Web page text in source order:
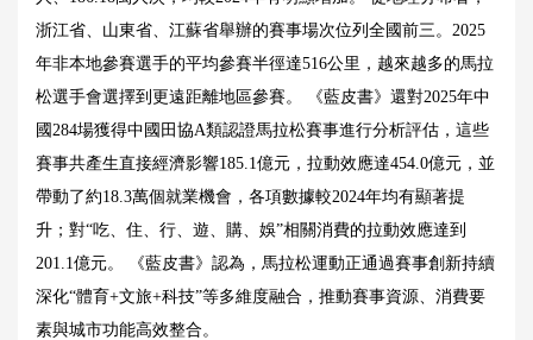
浙江省、山東省、江蘇省舉辦的賽事場次位列全國前三。2025
年非本地參賽選手的平均參賽半徑達516公里，越來越多的馬拉
松選手會選擇到更遠距離地區參賽。 《藍皮書》還對2025年中
國284場獲得中國田協A類認證馬拉松賽事進行分析評估，這些
賽事共產生直接經濟影響185.1億元，拉動效應達454.0億元，並
帶動了約18.3萬個就業機會，各項數據較2024年均有顯著提
升；對“吃、住、行、遊、購、娛”相關消費的拉動效應達到
201.1億元。 《藍皮書》認為，馬拉松運動正通過賽事創新持續
深化“體育+文旅+科技”等多維度融合，推動賽事資源、消費要
素與城市功能高效整合。